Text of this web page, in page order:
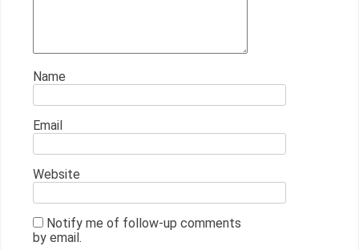
Name
Email
Website
Notify me of follow-up comments
by email.